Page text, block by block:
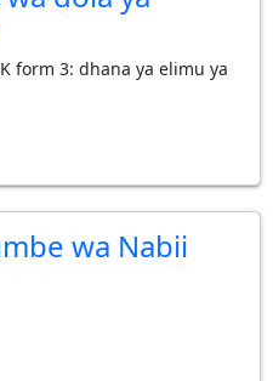
form 3: dhana ya elimu ya
wa Nabii